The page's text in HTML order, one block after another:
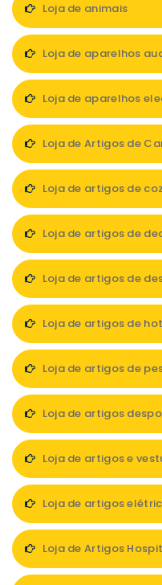
Loja de animais
Loja de aparelhos
Loja de aparelhos
Loja de Artigos de
Loja de artigos de
Loja de artigos de
Loja de artigos de
Loja de artigos de
Loja de artigos de
Loja de artigos
Loja de artigos e
Loja de artigos
Loja de Artigos